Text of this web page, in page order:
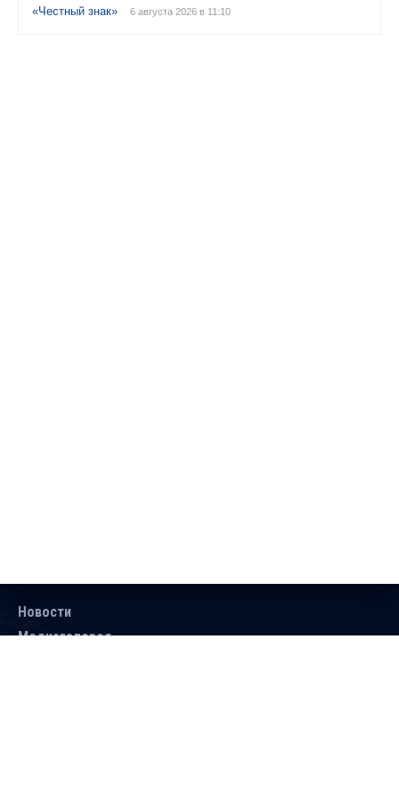
«Честный знак»
6 августа 2026 в 11:10
Новости
Медиагалерея